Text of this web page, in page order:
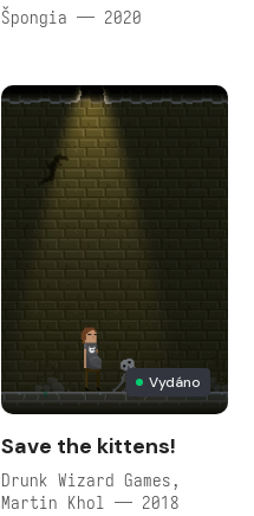
Špongia — 2020
Vydáno
Save the kittens!
Drunk Wizard Games,
Martin Khol — 2018